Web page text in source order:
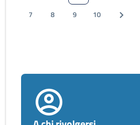
7
8 9 10